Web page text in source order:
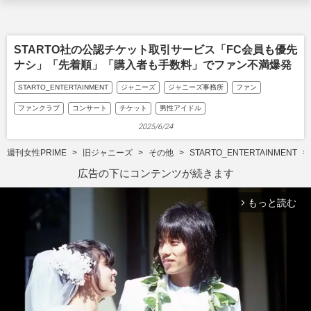
STARTO社の公認チケット取引サービス「FC会員も優先
ナシ」「先着順」「購入者も手数料」でファン不満爆発
STARTO_ENTERTAINMENT ジャニーズ ジャニーズ事務所 ファン
ファンクラブ コンサート チケット 男性アイドル
2025/6/24
週刊女性PRIME 旧ジャニーズ その他 STARTO_ENTERTAINMENT
広告の下にコンテンツが続きます
arrow_forward_ios もっと読む